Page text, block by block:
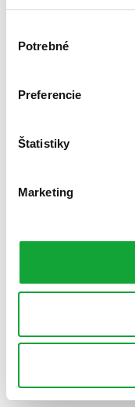
súhlasu
Potrebné
Preferencie
Štatistiky
Marketing